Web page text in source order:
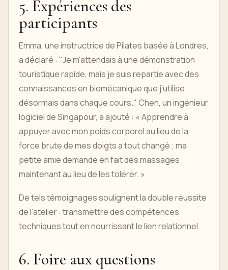
5. Expériences des
participants
Emma, une instructrice de Pilates basée à Londres,
a déclaré : "Je m'attendais à une démonstration
touristique rapide, mais je suis repartie avec des
connaissances en biomécanique que j'utilise
désormais dans chaque cours." Chen, un ingénieur
logiciel de Singapour, a ajouté : « Apprendre à
appuyer avec mon poids corporel au lieu de la
force brute de mes doigts a tout changé ; ma
petite amie demande en fait des massages
maintenant au lieu de les tolérer. »
De tels témoignages soulignent la double réussite
de l'atelier : transmettre des compétences
techniques tout en nourrissant le lien relationnel.
6. Foire aux questions